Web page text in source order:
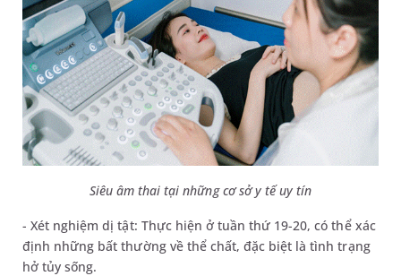
Siêu âm thai tại những cơ sở y tế uy tín
- Xét nghiệm dị tật: Thực hiện ở tuần thứ 19-20, có thể xác
định những bất thường về thể chất, đặc biệt là tình trạng
hở tủy sống.